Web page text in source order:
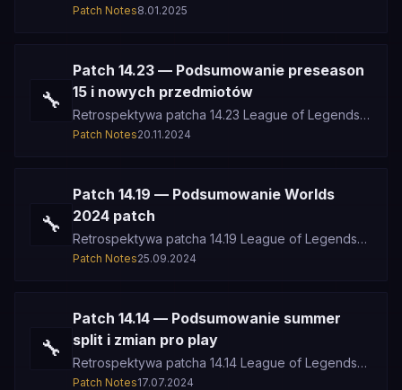
oficjalny start sezonu 15, reset rankingowy, nowy
Patch Notes8.01.2025
🔧
Patch 14.23 — Podsumowanie preseason
15 i nowych przedmiotów
Retrospektywa patcha 14.23 League of Legends
— preseason 15, nowe przedmioty, zmiany
Patch Notes20.11.2024
🔧
Patch 14.19 — Podsumowanie Worlds
2024 patch
Retrospektywa patcha 14.19 League of Legends
— oficjalny patch Worlds 2024, balans
Patch Notes25.09.2024
🔧
Patch 14.14 — Podsumowanie summer
split i zmian pro play
Retrospektywa patcha 14.14 League of Legends
— letni split sezonu 14, debiut Aurory, stabilizacja
Patch Notes17.07.2024